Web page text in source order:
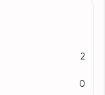
2
0